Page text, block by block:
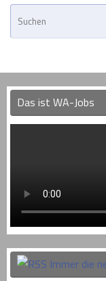
Das ist WA-Jobs
Immer die